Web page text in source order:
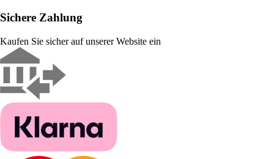
Sichere Zahlung
Kaufen Sie sicher auf unserer Website ein